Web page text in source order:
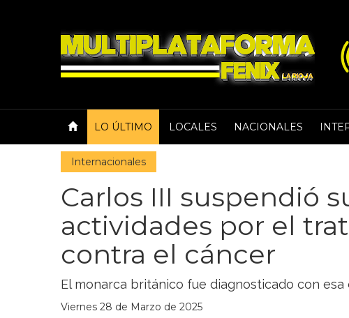
LO ÚLTIMO LOCALES NACIONALES
Internacionales
Carlos III suspendió
actividades por el
contra el cáncer
El monarca británico fue diagnosticado con esa
Viernes 28 de Marzo de 2025